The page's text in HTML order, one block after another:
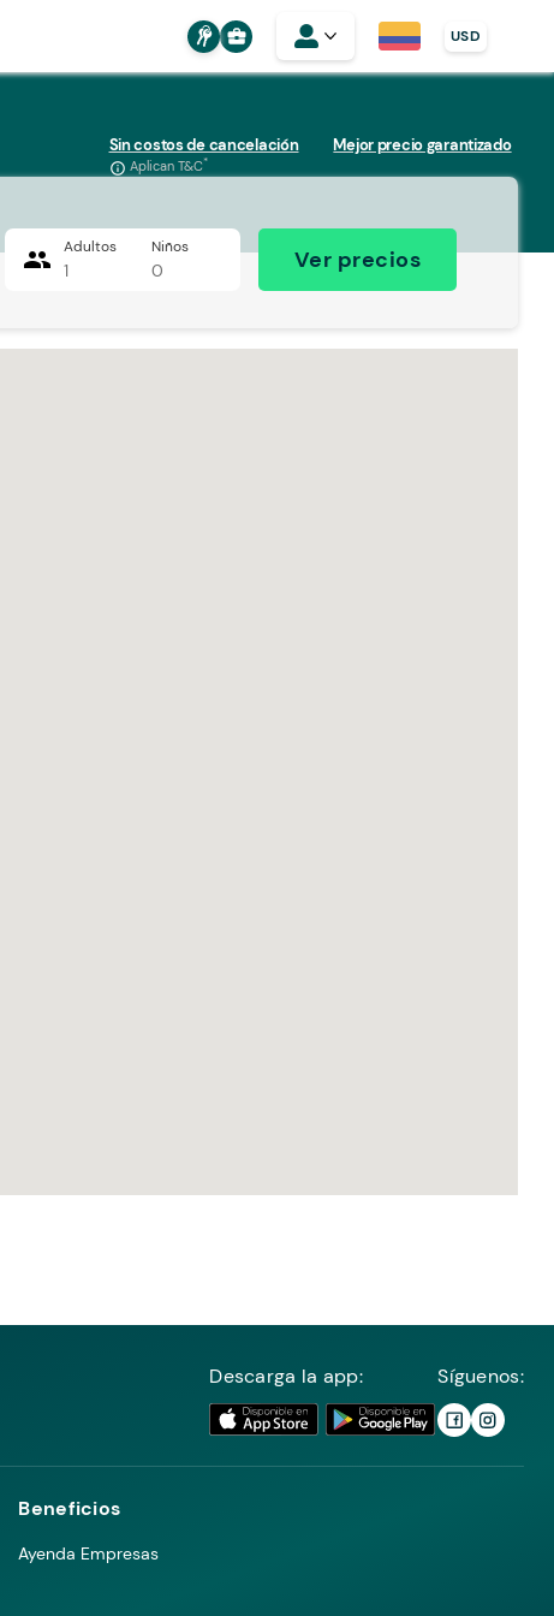
business_center USD
Sin costos de cancelación
info_outline Aplican T&C*
Mejor precio garantizado
people Adultos
1
Niños
0 Ver precios
Descarga la app: Síguenos:
Beneficios
Ayenda Empresas